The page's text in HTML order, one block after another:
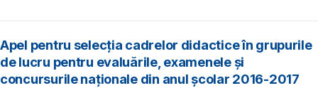
Apel pentru selecţia cadrelor didactice în grupurile
de lucru pentru evaluările, examenele şi
concursurile naţionale din anul şcolar 2016-2017